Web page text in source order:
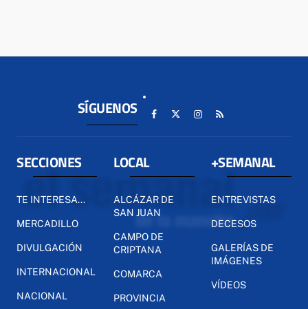
SÍGUENOS
SECCIONES
TE INTERESA...
MERCADILLO
DIVULGACIÓN
INTERNACIONAL
NACIONAL
LOCAL
ALCÁZAR DE
SAN JUAN
CAMPO DE
CRIPTANA
COMARCA
PROVINCIA
+SEMANAL
ENTREVISTAS
DECESOS
GALERÍAS DE
IMÁGENES
VÍDEOS